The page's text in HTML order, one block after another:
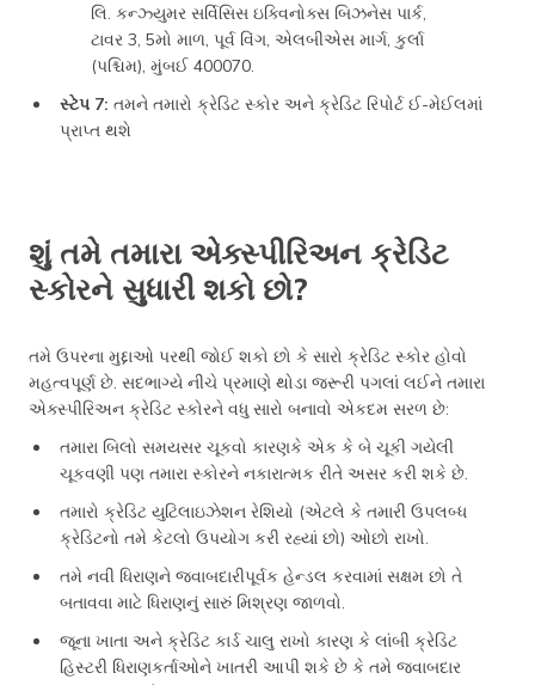
લિ. કન્ઝ્યુમર સર્વિસિસ ઇક્વિનોક્સ બિઝનેસ પાર્ક,
ટાવર 3, 5મો માળ, પૂર્વ વિંગ, એલબીએસ માર્ગ, કુર્લા
(પશ્ચિમ), મુંબઈ 400070.
સ્ટેપ 7: તમને તમારો ક્રેડિટ સ્કોર અને ક્રેડિટ રિપોર્ટ ઈ-મેઈલમાં
પ્રાપ્ત થશે
શું તમે તમારા એક્સ્પીરિઅન ક્રેડિટ
સ્કોરને સુધારી શકો છો?
તમે ઉપરના મુદ્દાઓ પરથી જોઈ શકો છો કે સારો ક્રેડિટ સ્કોર હોવો
મહત્વપૂર્ણ છે. સદભાગ્યે નીચે પ્રમાણે થોડા જરૂરી પગલાં લઈને તમારા
એક્સ્પીરિઅન ક્રેડિટ સ્કોરને વધુ સારો બનાવો એકદમ સરળ છે:
તમારા બિલો સમયસર ચૂકવો કારણકે એક કે બે ચૂકી ગયેલી
ચૂકવણી પણ તમારા સ્કોરને નકારાત્મક રીતે અસર કરી શકે છે.
તમારો ક્રેડિટ યુટિલાઇઝેશન રેશિયો (એટલે કે તમારી ઉપલબ્ધ
ક્રેડિટનો તમે કેટલો ઉપયોગ કરી રહ્યાં છો) ઓછો રાખો.
તમે નવી ધિરાણને જવાબદારીપૂર્વક હેન્ડલ કરવામાં સક્ષમ છો તે
બતાવવા માટે ધિરાણનું સારું મિશ્રણ જાળવો.
જૂના ખાતા અને ક્રેડિટ કાર્ડ ચાલુ રાખો કારણ કે લાંબી ક્રેડિટ
હિસ્ટરી ધિરાણકર્તાઓને ખાતરી આપી શકે છે કે તમે જવાબદાર